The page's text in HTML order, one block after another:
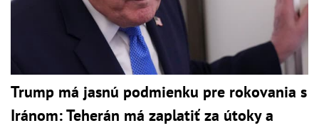
Trump má jasnú podmienku pre rokovania s
Iránom: Teherán má zaplatiť za útoky a